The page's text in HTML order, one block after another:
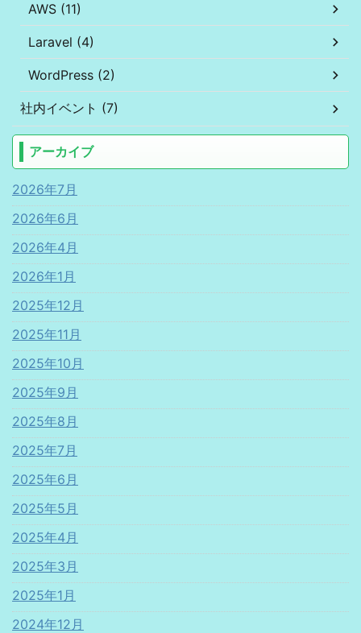
AWS (11)
Laravel (4)
WordPress (2)
社内イベント (7)
アーカイブ
2026年7月
2026年6月
2026年4月
2026年1月
2025年12月
2025年11月
2025年10月
2025年9月
2025年8月
2025年7月
2025年6月
2025年5月
2025年4月
2025年3月
2025年1月
2024年12月